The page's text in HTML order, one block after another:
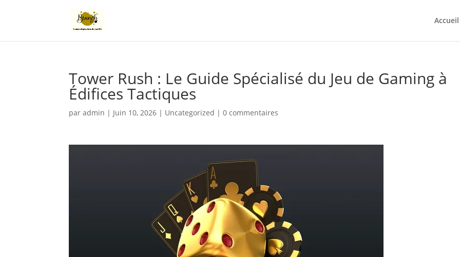
Accueil
Tower Rush : Le Guide Spécialisé du Jeu de Gaming à
Édifices Tactiques
paradmin | Juin 10, 2026 | Uncategorized |0 commentaires